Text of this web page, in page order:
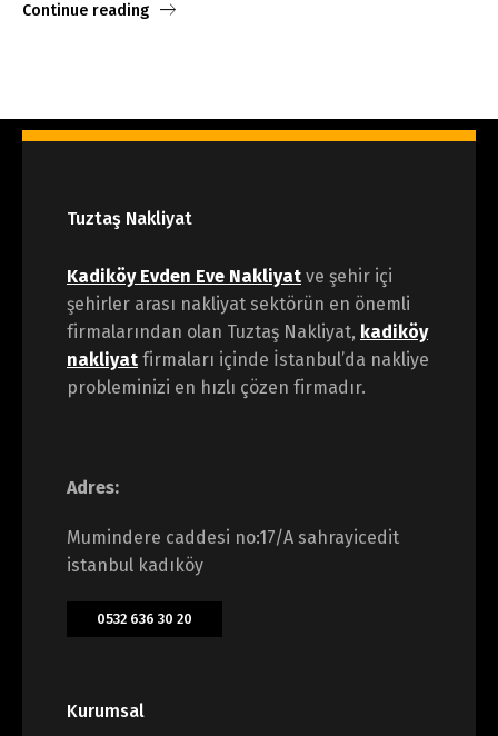
Continue reading
Tuztaş Nakliyat
Kadiköy Evden Eve Nakliyat ve şehir içi
şehirler arası nakliyat sektörün en önemli
firmalarından olan Tuztaş Nakliyat, kadiköy
nakliyat firmaları içinde İstanbul’da nakliye
probleminizi en hızlı çözen firmadır.
Adres:
Mumindere caddesi no:17/A sahrayicedit
istanbul kadıköy
0532 636 30 20
Kurumsal